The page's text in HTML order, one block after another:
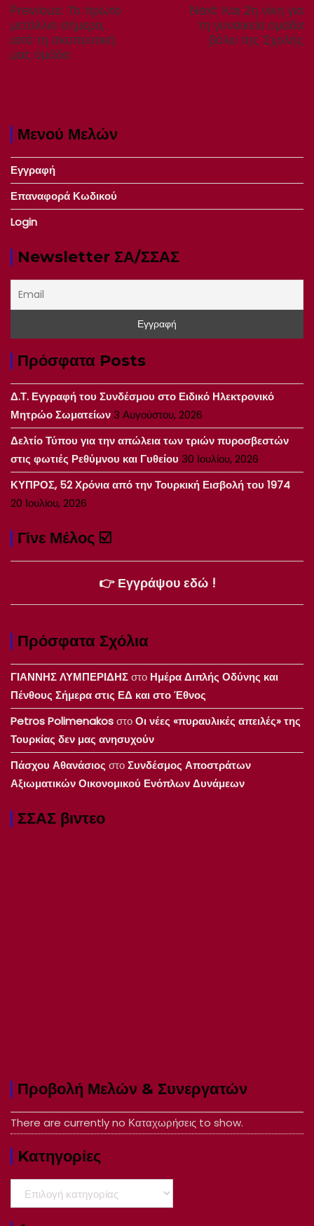
Previous: Previous
post:
Το πρώτο
μετάλλιο σήμερα,
από τη σκοπευτική
μας όμάδα
Next: Next
post:
Και 2η νίκη για
τη γυναικεία ομάδα
βόλει της Σχολής
Μενού Μελών
Εγγραφή
Επαναφορά Κωδικού
Login
Newsletter ΣΑ/ΣΣΑΣ
Πρόσφατα Posts
Δ.Τ. Εγγραφή του Συνδέσμου στο Ειδικό Ηλεκτρονικό
Μητρώο Σωματείων3 Αυγούστου, 2026
Δελτίο Τύπου για την απώλεια των τριών πυροσβεστών
στις φωτιές Ρεθύμνου και Γυθείου 30 Ιουλίου, 2026
ΚΥΠΡΟΣ, 52 Χρόνια από την Τουρκική Εισβολή του 1974
20 Ιουλίου, 2026
Γίνε Μέλος ☑️
👉 Εγγράψου εδώ !
Πρόσφατα Σχόλια
ΓΙΑΝΝΗΣ ΛΥΜΠΕΡΙΔΗΣστο Ημέρα Διπλής Οδύνης και
Πένθους Σήμερα στις ΕΔ και στο Έθνος
Petros PolimenakosστοΟι νέες «πυραυλικές απειλές» της
Τουρκίας δεν μας ανησυχούν
Πάσχου ΑθανάσιοςστοΣυνδέσμος Αποστράτων
Αξιωματικών Οικονομικού Ενόπλων Δυνάμεων
ΣΣΑΣ βιντεο
Προβολή Μελών & Συνεργατών
There are currently no Καταχωρήσεις to show.
Kατηγορίες
Kατηγορίες